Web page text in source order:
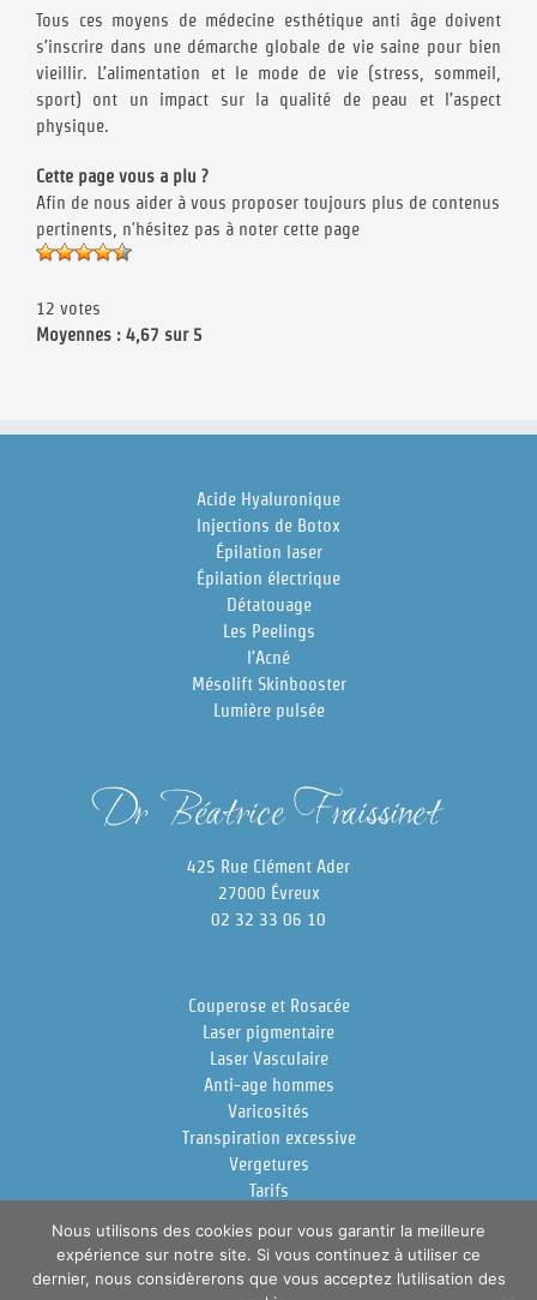
Tous ces moyens de médecine esthétique anti âge doivent
s’inscrire dans une démarche globale de vie saine pour bien
vieillir. L’alimentation et le mode de vie (stress, sommeil,
sport) ont un impact sur la qualité de peau et l’aspect
physique.
Cette page vous a plu ?
Afin de nous aider à vous proposer toujours plus de contenus
pertinents, n'hésitez pas à noter cette page
12 votes
Moyennes : 4,67 sur 5
Acide Hyaluronique
Injections de Botox
Épilation laser
Épilation électrique
Détatouage
Les Peelings
l’Acné
Mésolift Skinbooster
Lumière pulsée
425 Rue Clément Ader
27000 Évreux
02 32 33 06 10
Couperose et Rosacée
Laser pigmentaire
Laser Vasculaire
Anti-age hommes
Varicosités
Transpiration excessive
Vergetures
Tarifs
Nous utilisons des cookies pour vous garantir la meilleure
expérience sur notre site. Si vous continuez à utiliser ce
dernier, nous considèrerons que vous acceptez l’utilisation des